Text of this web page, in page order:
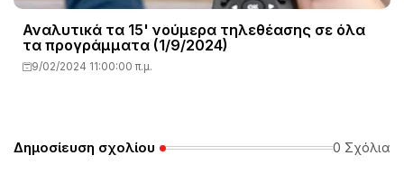
Αναλυτικά τα 15' νούμερα τηλεθέασης σε όλα
τα προγράμματα (1/9/2024)
9/02/2024 11:00:00 π.μ.
Δημοσίευση σχολίου 0 Σχόλια